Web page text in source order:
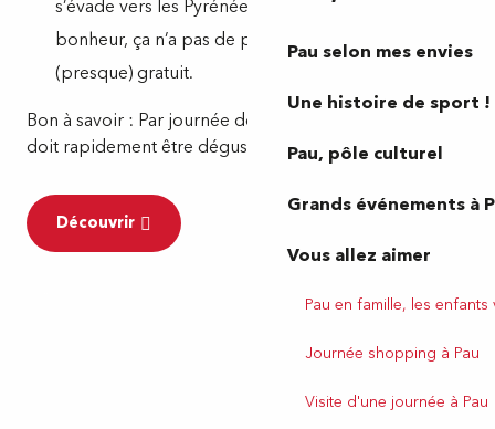
Pau selon mes envies
Une histoire de sport !
Pau, pôle culturel
Grands événements à
Vous allez aimer
Pau en famille, les
Journée shopping à Pau
Visite d'une journée à Pau
s’évade vers les Pyrénées. Un pur moment de
bonheur, ça n’a pas de prix, surtout quand il est
(presque) gratuit.
Bon à savoir : Par journée de grande chaleur, le Russe
doit rapidement être dégusté !
Découvrir